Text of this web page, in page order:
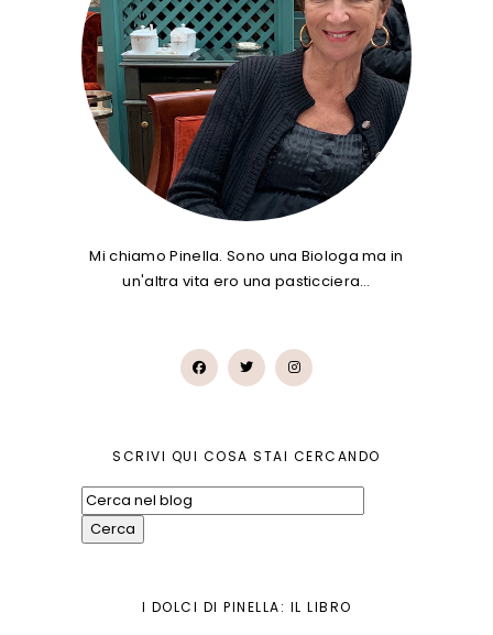
Mi chiamo Pinella. Sono una Biologa ma in
un'altra vita ero una pasticciera…
SCRIVI QUI COSA STAI CERCANDO
I DOLCI DI PINELLA: IL LIBRO